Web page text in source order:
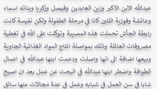
عبدالله الابن الاكبر وزين العابدين وفيصل وزكريا وبناته اسماء
وعائشة وفوزية اللتين كانا في مرحلة الطفولة ولكن نفيسة كانت
رابطة الجأش تحملت هذه المصيبة وتوكلت على الله في تغطية
مصروفات العائلة وذلك بمواصلة انتاج المواد الغذائية الجاوية
وبيعها اضافة الى انها واصلت ودعمت ابنها عبدالله في اعمال
الطوافة واضطر ابنها عبدالله في البحث عن عمل بعد ان اصبح
شابا في سن العمل في شبابه وعمل في عدة مجالات منها سائق